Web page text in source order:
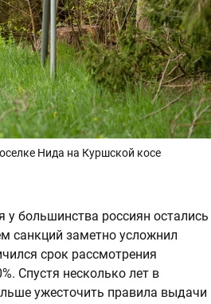
Нида на Куршской косе
у большинства россиян остались
санкций заметно усложнил
срок рассмотрения
Спустя несколько лет в
ужесточить правила выдачи